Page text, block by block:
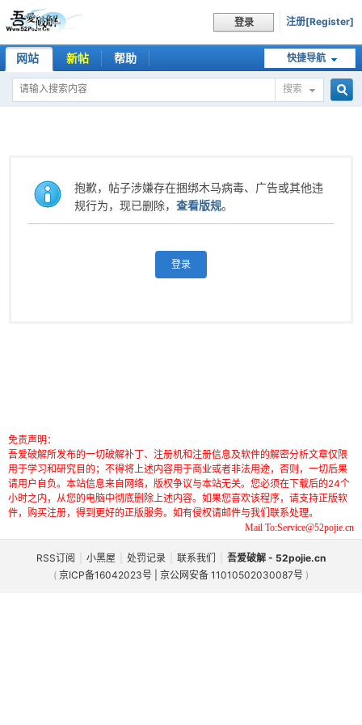
登录 注册[Register]
快捷导航
网站 新帖 帮助
搜索
抱歉，帖子涉嫌存在捆绑木马病毒、广告或其他违
规行为，现已删除，查看版规。
登录
免责声明：
吾爱破解所发布的一切破解补丁、注册机和注册信息及软件的解密分析文章仅限
用于学习和研究目的；不得将上述内容用于商业或者非法用途，否则，一切后果
请用户自负。本站信息来自网络，版权争议与本站无关。您必须在下载后的24个
小时之内，从您的电脑中彻底删除上述内容。如果您喜欢该程序，请支持正版软
件，购买注册，得到更好的正版服务。如有侵权请邮件与我们联系处理。
Mail To:Service@52pojie.cn
RSS订阅 小黑屋 处罚记录 联系我们
吾爱破解 - 52pojie.cn
( 京ICP备16042023号 | 京公网安备 11010502030087号 )